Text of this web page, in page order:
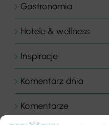
Gastronomia
Hotele & wellness
Inspiracje
Komentarz dnia
Komentarze